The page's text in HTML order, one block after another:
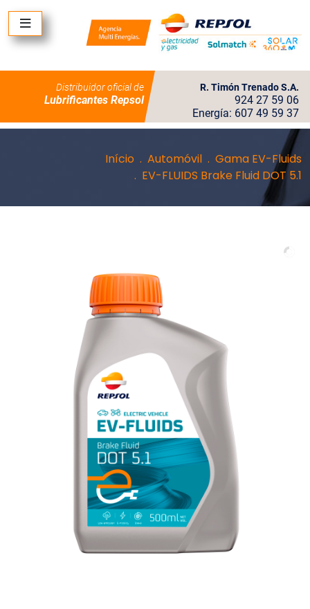
Distribuidor oficial de
Lubrificantes Repsol
R. Timón Trenado S.A.
924 27 59 06
Energía: 607 49 59 37
Início Automóvil
Gama EV-Fluids
EV-FLUIDS Brake Fluid DOT 5.1